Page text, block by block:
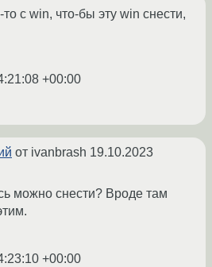
то с win, что-бы эту win снести,
+00:00
от ivanbrash 19.10.2023
можно снести? Вроде там
+00:00